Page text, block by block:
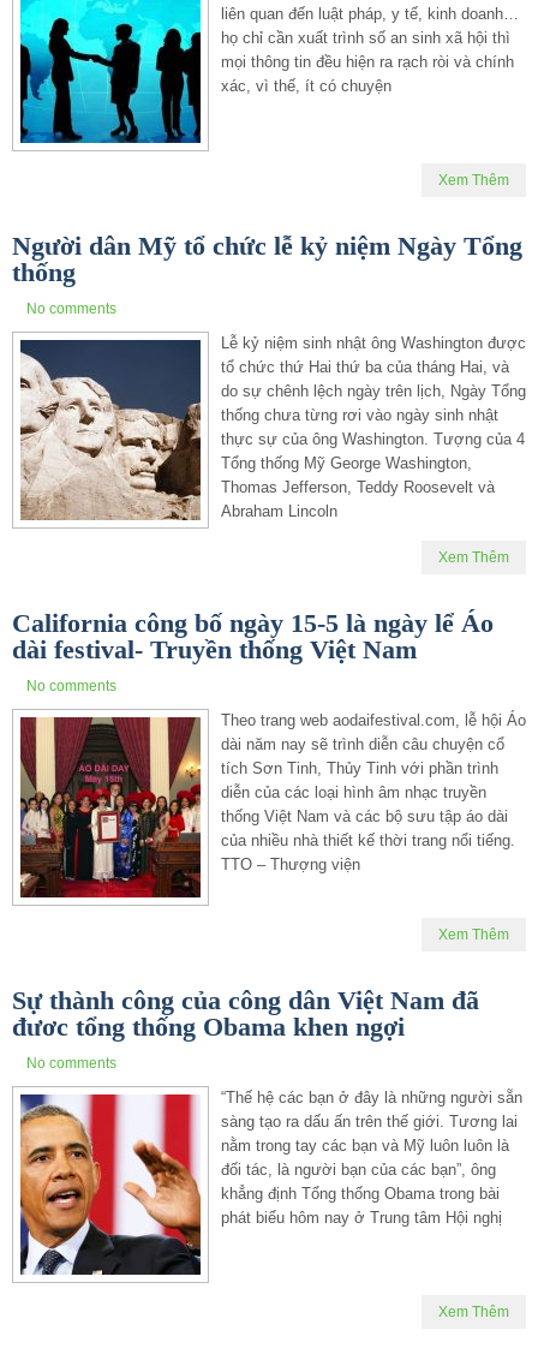
liên quan đến luật pháp, y tế, kinh doanh…
họ chỉ cần xuất trình số an sinh xã hội thì
mọi thông tin đều hiện ra rạch ròi và chính
xác, vì thế, ít có chuyện
Xem Thêm
Người dân Mỹ tổ chức lễ kỷ niệm Ngày Tổng
thống
No comments
Lễ kỷ niệm sinh nhật ông Washington được
tổ chức thứ Hai thứ ba của tháng Hai, và
do sự chênh lệch ngày trên lịch, Ngày Tổng
thống chưa từng rơi vào ngày sinh nhật
thực sự của ông Washington. Tượng của 4
Tổng thống Mỹ George Washington,
Thomas Jefferson, Teddy Roosevelt và
Abraham Lincoln
Xem Thêm
California công bố ngày 15-5 là ngày lể Áo
dài festival- Truyền thống Việt Nam
No comments
Theo trang web aodaifestival.com, lễ hội Áo
dài năm nay sẽ trình diễn câu chuyện cổ
tích Sơn Tinh, Thủy Tinh với phần trình
diễn của các loại hình âm nhạc truyền
thống Việt Nam và các bộ sưu tập áo dài
của nhiều nhà thiết kế thời trang nổi tiếng.
TTO – Thượng viện
Xem Thêm
Sự thành công của công dân Việt Nam đã
đươc tổng thống Obama khen ngợi
No comments
“Thế hệ các bạn ở đây là những người sẵn
sàng tạo ra dấu ấn trên thế giới. Tương lai
nằm trong tay các bạn và Mỹ luôn luôn là
đối tác, là người bạn của các bạn”, ông
khẳng định Tổng thống Obama trong bài
phát biểu hôm nay ở Trung tâm Hội nghị
Xem Thêm